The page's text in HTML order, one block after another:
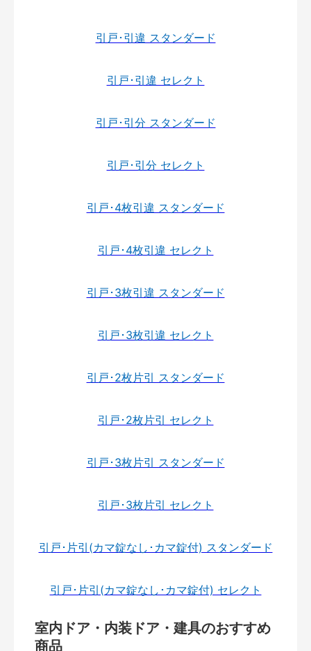
引戸･引違 スタンダード
引戸･引違 セレクト
引戸･引分 スタンダード
引戸･引分 セレクト
引戸･4枚引違 スタンダード
引戸･4枚引違 セレクト
引戸･3枚引違 スタンダード
引戸･3枚引違 セレクト
引戸･2枚片引 スタンダード
引戸･2枚片引 セレクト
引戸･3枚片引 スタンダード
引戸･3枚片引 セレクト
引戸･片引(カマ錠なし･カマ錠付) スタンダード
引戸･片引(カマ錠なし･カマ錠付) セレクト
室内ドア・内装ドア・建具のおすすめ
商品